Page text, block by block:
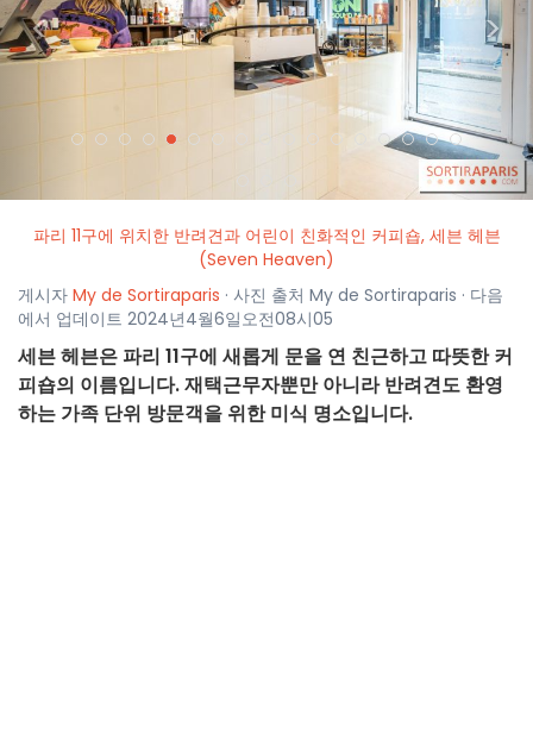
< >
파리 11구에 위치한 반려견과 어린이 친화적인 커피숍, 세븐 헤븐
(Seven Heaven)
게시자 My de Sortiraparis · 사진 출처 My de Sortiraparis · 다음
에서 업데이트 2024년4월6일오전08시05
세븐 헤븐은 파리 11구에 새롭게 문을 연 친근하고 따뜻한 커
피숍의 이름입니다. 재택근무자뿐만 아니라 반려견도 환영
하는 가족 단위 방문객을 위한 미식 명소입니다.